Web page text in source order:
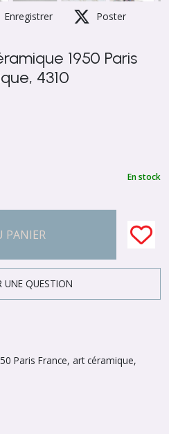
Enregistrer Poster
1950 Paris
4310
En stock
PANIER
QUESTION
Paris France, art céramique,